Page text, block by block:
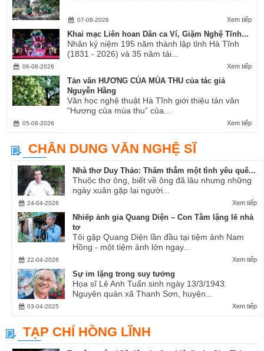
Xem tiếp
07-08-2026
Khai mạc Liên hoan Dân ca Ví, Giặm Nghệ Tĩnh...
Nhân kỷ niệm 195 năm thành lập tỉnh Hà Tĩnh
(1831 - 2026) và 35 năm tái...
Xem tiếp
06-08-2026
Tản văn HƯƠNG CỦA MÙA THU của tác giả
Nguyễn Hằng
Văn học nghệ thuật Hà Tĩnh giới thiệu tản văn
“Hương của mùa thu” của...
Xem tiếp
05-08-2026
CHÂN DUNG VĂN NGHỆ SĨ
Nhà thơ Duy Thảo: Thăm thẳm một tình yêu quê...
Thuộc thơ ông, biết về ông đã lâu nhưng những
ngày xuân gặp lại người...
Xem tiếp
24-04-2026
Nhiếp ảnh gia Quang Diện – Con Tằm lặng lẽ nhả
tơ
Tôi gặp Quang Diện lần đầu tại tiệm ảnh Nam
Hồng - một tiệm ảnh lớn ngay...
Xem tiếp
22-04-2026
Sự im lặng trong suy tưởng
Họa sĩ Lê Anh Tuấn sinh ngày 13/3/1943.
Nguyên quán xã Thanh Sơn, huyện...
Xem tiếp
03-04-2025
TẠP CHÍ HỒNG LĨNH